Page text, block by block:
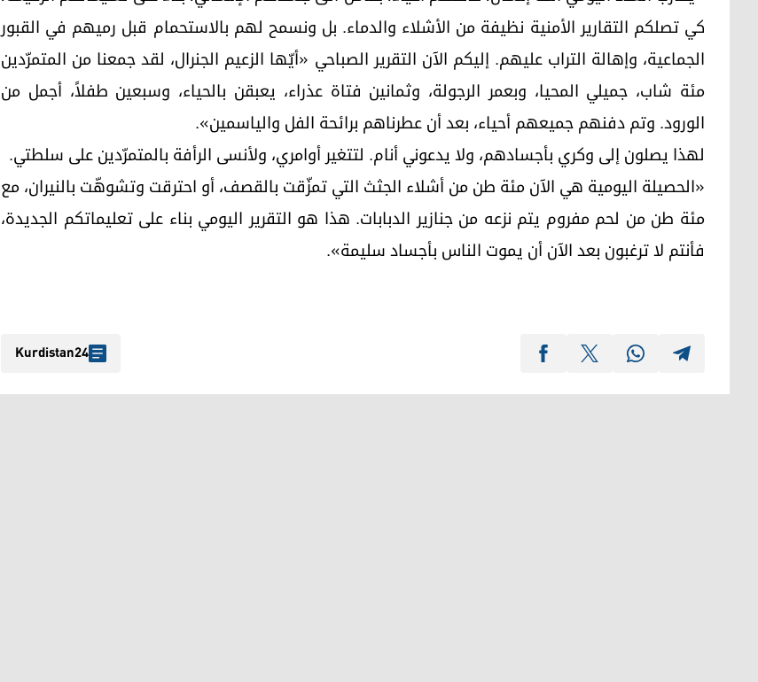
كي تصلكم التقارير الأمنية نظيفة من الأشلاء والدماء. بل ونسمح لهم بالاستحمام قبل رميهم في القبور
الجماعية، وإهالة التراب عليهم. إليكم الآن التقرير الصباحي «أيّها الزعيم الجنرال، لقد جمعنا من المتمرّدين
مئة شاب، جميلي المحيا، وبعمر الرجولة، وثمانين فتاة عذراء، يعبقن بالحياء، وسبعين طفلاً، أجمل من
الورود. وتم دفنهم جميعهم أحياء، بعد أن عطرناهم برائحة الفل والياسمين».
لهذا يصلون إلى وكري بأجسادهم، ولا يدعوني أنام. لتتغير أوامري، ولأنسى الرأفة بالمتمرّدين على سلطتي.
«الحصيلة اليومية هي الآن مئة طن من أشلاء الجثث التي تمزّقت بالقصف، أو احترقت وتشوهّت بالنيران، مع
مئة طن من لحم مفروم يتم نزعه من جنازير الدبابات. هذا هو التقرير اليومي بناء على تعليماتكم الجديدة،
فأنتم لا ترغبون بعد الآن أن يموت الناس بأجساد سليمة».
Kurdistan24